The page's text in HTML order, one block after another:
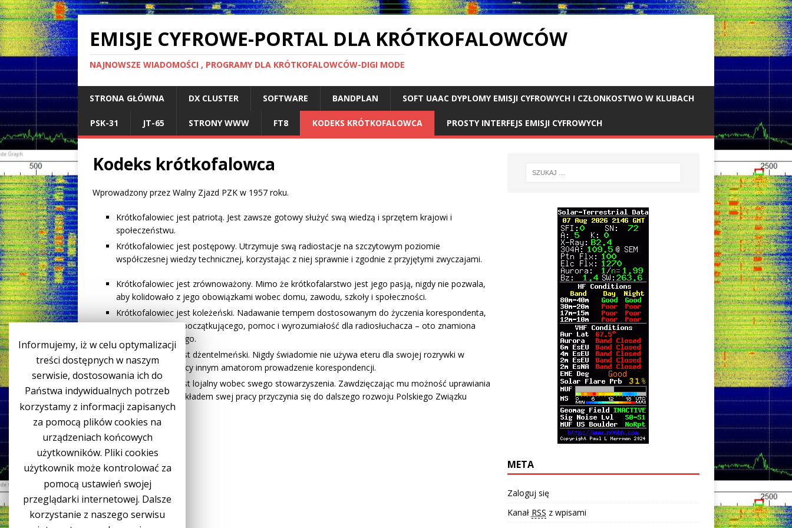
EMISJE CYFROWE-PORTAL DLA KRÓTKOFALOWCÓW
NAJNOWSZE WIADOMOŚCI , PROGRAMY DLA KRÓTKOFALOWCÓW-DIGI MODE
STRONA GŁÓWNA DX CLUSTER SOFTWARE BANDPLAN SOFT UAAC DYPLOMY EMISJI CYFROWYCH I CZŁONKOSTWO W KLUBACH
PSK-31 JT-65 STRONY WWW FT8 KODEKS KRÓTKOFALOWCA PROSTY INTERFEJS EMISJI CYFROWYCH
Kodeks krótkofalowca
Wprowadzony przez Walny Zjazd PZK w 1957 roku.
Krótkofalowiec jest patriotą. Jest zawsze gotowy służyć swą wiedzą i sprzętem krajowi i
społeczeństwu.
Krótkofalowiec jest postępowy. Utrzymuje swą radiostacje na szczytowym poziomie
współczesnej wiedzy technicznej, korzystając z niej sprawnie i zgodnie z przyjętymi zwyczajami.
Krótkofalowiec jest zrównoważony. Mimo że krótkofalarstwo jest jego pasją, nigdy nie pozwala,
aby kolidowało z jego obowiązkami wobec domu, zawodu, szkoły i społeczności.
Krótkofalowiec jest koleżeński. Nadawanie tempem dostosowanym do życzenia korespondenta,
życzliwa rada dla początkującego, pomoc i wyrozumiałość dla radiosłuchacza – oto znamiona
ducha amatorskiego.
Krótkofalowiec jest dżentelmeński. Nigdy świadomie nie używa eteru dla swojej rozrywki w
sposób utrudniający innym amatorom prowadzenie korespondencji.
Krótkofalowiec jest lojalny wobec swego stowarzyszenia. Zawdzięczając mu możność uprawiania
krótkofalarstwa,wkładem swej pracy przyczynia się do dalszego rozwoju Polskiego Związku
Krótkofalowców.
META
Zaloguj się
Kanał RSS z wpisami
Informujemy, iż w celu optymalizacji
treści dostępnych w naszym
serwisie, dostosowania ich do
Państwa indywidualnych potrzeb
korzystamy z informacji zapisanych
za pomocą plików cookies na
urządzeniach końcowych
użytkowników. Pliki cookies
użytkownik może kontrolować za
pomocą ustawień swojej
przeglądarki internetowej. Dalsze
korzystanie z naszego serwisu